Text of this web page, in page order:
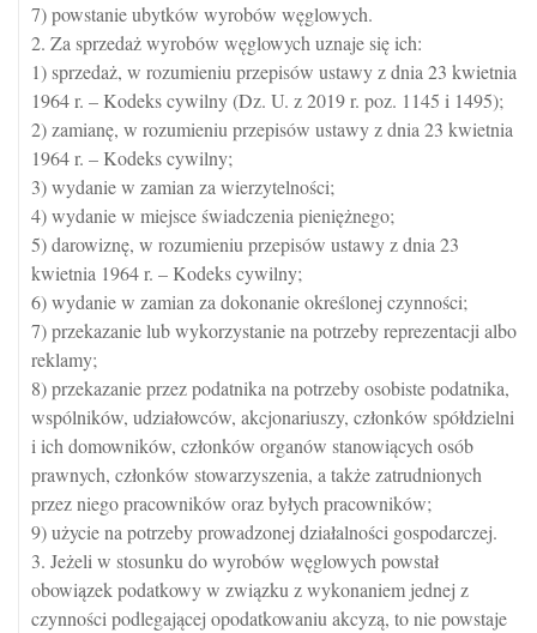
7) powstanie ubytków wyrobów węglowych.
2. Za sprzedaż wyrobów węglowych uznaje się ich:
1) sprzedaż, w rozumieniu przepisów ustawy z dnia 23 kwietnia
1964 r. – Kodeks cywilny (Dz. U. z 2019 r. poz. 1145 i 1495);
2) zamianę, w rozumieniu przepisów ustawy z dnia 23 kwietnia
1964 r. – Kodeks cywilny;
3) wydanie w zamian za wierzytelności;
4) wydanie w miejsce świadczenia pieniężnego;
5) darowiznę, w rozumieniu przepisów ustawy z dnia 23
kwietnia 1964 r. – Kodeks cywilny;
6) wydanie w zamian za dokonanie określonej czynności;
7) przekazanie lub wykorzystanie na potrzeby reprezentacji albo
reklamy;
8) przekazanie przez podatnika na potrzeby osobiste podatnika,
wspólników, udziałowców, akcjonariuszy, członków spółdzielni
i ich domowników, członków organów stanowiących osób
prawnych, członków stowarzyszenia, a także zatrudnionych
przez niego pracowników oraz byłych pracowników;
9) użycie na potrzeby prowadzonej działalności gospodarczej.
3. Jeżeli w stosunku do wyrobów węglowych powstał
obowiązek podatkowy w związku z wykonaniem jednej z
czynności podlegającej opodatkowaniu akcyzą, to nie powstaje